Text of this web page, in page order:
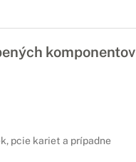
komponentov
pcie kariet a prípadne